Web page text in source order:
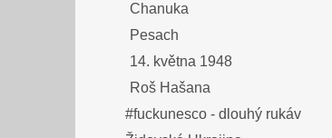
Chanuka
Pesach
14. května 1948
Roš Hašana
#fuckunesco - dlouhý rukáv